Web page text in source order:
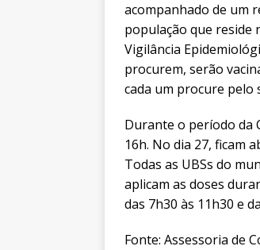
acompanhado de um
população que reside
Vigilância
procurem, serão
cada um procure pelo
Durante o período da
16h. No dia 27, ficam
Todas as UBSs do
aplicam as doses
das 7h30 às 11h30 e
Fonte: Assessoria de